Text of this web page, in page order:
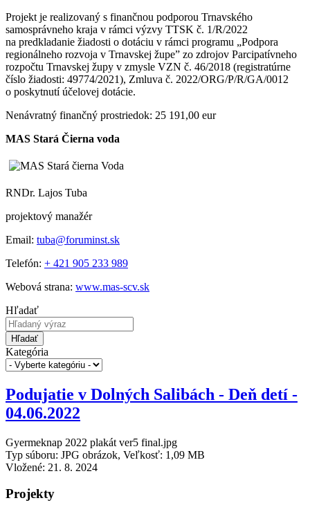
Projekt je realizovaný s finančnou podporou Trnavského
samosprávneho kraja v rámci výzvy TTSK č. 1/R/2022
na predkladanie žiadosti o dotáciu v rámci programu „Podpora
regionálneho rozvoja v Trnavskej župeˮ zo zdrojov Parcipatívneho
rozpočtu Trnavskej župy v zmysle VZN č. 46/2018 (registratúrne
číslo žiadosti: 49774/2021), Zmluva č. 2022/ORG/P/R/GA/0012
o poskytnutí účelovej dotácie.
Nenávratný finančný prostriedok: 25 191,00 eur
MAS Stará Čierna voda
RNDr. Lajos Tuba
projektový manažér
Email: tuba@foruminst.sk
Telefón: + 421 905 233 989
Webová strana: www.mas-scv.sk
Hľadať
Hľadať
Kategória
Podujatie v Dolných Salibách - Deň detí -
04.06.2022
Gyermeknap 2022 plakát ver5 final.jpg
Typ súboru: JPG obrázok, Veľkosť: 1,09 MB
Vložené: 21. 8. 2024
Projekty